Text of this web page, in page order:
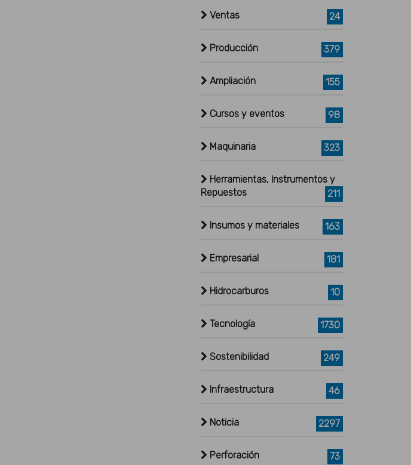
Ventas 24
Producción 379
Ampliación 155
Cursos y eventos 98
Maquinaria 323
Herramientas, Instrumentos y
Repuestos
211
Insumos y materiales 163
Empresarial 181
Hidrocarburos 10
Tecnología 1730
Sostenibilidad 249
Infraestructura 46
Noticia 2297
Perforación 73